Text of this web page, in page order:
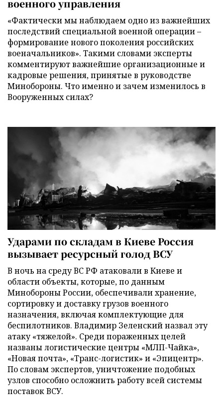
военного управления
«Фактически мы наблюдаем одно из важнейших
последствий специальной военной операции –
формирование нового поколения российских
военачальников». Такими словами эксперты
комментируют важнейшие организационные и
кадровые решения, принятые в руководстве
Минобороны. Что именно и зачем изменилось в
Вооруженных силах?
Ударами по складам в Киеве Россия
вызывает ресурсный голод ВСУ
В ночь на среду ВС РФ атаковали в Киеве и
области объекты, которые, по данным
Минобороны России, обеспечивали хранение,
сортировку и доставку грузов военного
назначения, включая комплектующие для
беспилотников. Владимир Зеленский назвал эту
атаку «тяжелой». Среди пораженных целей
названы логистические центры «МЛП-Чайка»,
«Новая почта», «Транс-логистик» и «Эпицентр».
По словам экспертов, уничтожение подобных
узлов способно осложнить работу всей системы
поставок ВСУ.